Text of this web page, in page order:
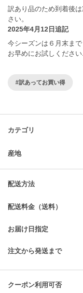
訳あり品のため到着後
さい。
2025年4月12日追記
今シーズンは６月末ま
お早めにお試しください
#訳あってお買い得
カテゴリ
産地
配送方法
配送料金（送料）
お届け日指定
注文から発送まで
クーポン利用可否